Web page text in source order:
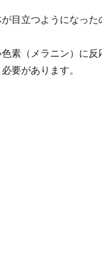
目立つようになった
素（メラニン）に反
要があります。